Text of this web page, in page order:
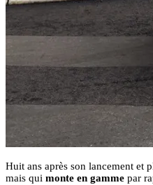
Huit ans après son lancement et
mais qui monte en gamme par